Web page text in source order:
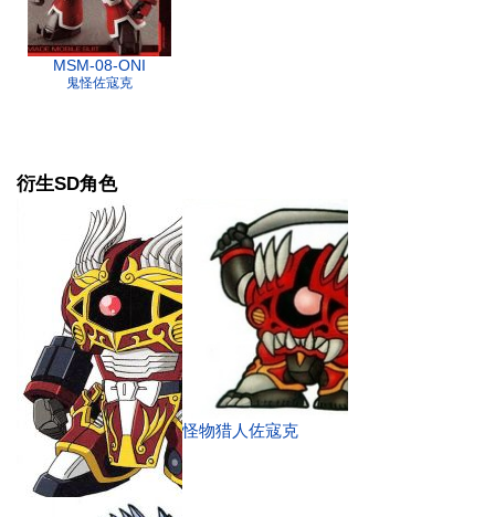
MSM-08-ONI
鬼怪佐寇克
衍生SD角色
怪物猎人佐寇克